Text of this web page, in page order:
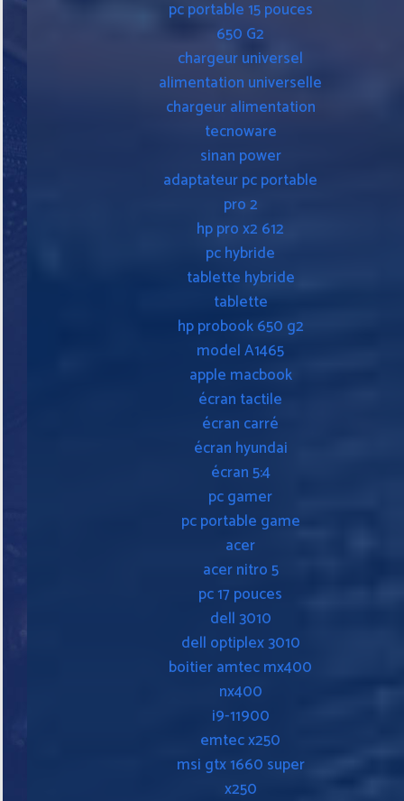
pc portable 15 pouces
650 G2
chargeur universel
alimentation universelle
chargeur alimentation
tecnoware
sinan power
adaptateur pc portable
pro 2
hp pro x2 612
pc hybride
tablette hybride
tablette
hp probook 650 g2
model A1465
apple macbook
écran tactile
écran carré
écran hyundai
écran 5:4
pc gamer
pc portable game
acer
acer nitro 5
pc 17 pouces
dell 3010
dell optiplex 3010
boitier amtec mx400
nx400
i9-11900
emtec x250
msi gtx 1660 super
x250